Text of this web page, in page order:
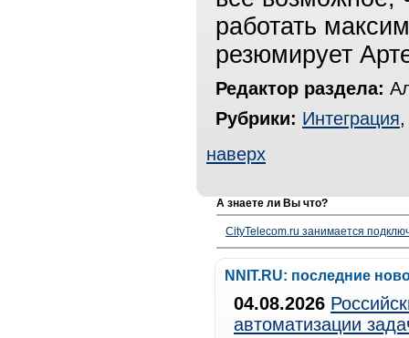
работать
резюмирует
Редактор раздела:
Рубрики: Интеграция
наверх
А знаете ли Вы что?
CityTelecom.ru занимается
NNIT.RU: последние
04.08.2026
автоматизации